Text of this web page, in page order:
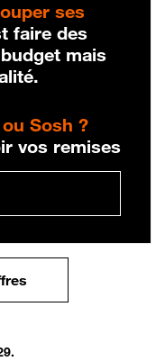
ses
faire des
mais
Sosh ?
vos remises